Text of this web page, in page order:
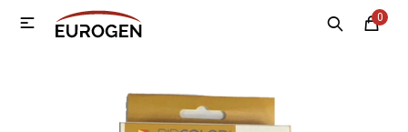
0
 MI CUENTA